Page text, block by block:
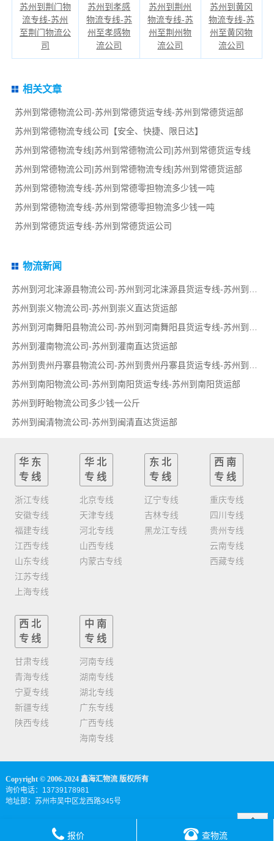
苏州到荆门物
流专线-苏州
至荆门物流公
司
苏州到孝感
物流专线-苏
州至孝感物
流公司
苏州到荆州
物流专线-苏
州至荆州物
流公司
苏州到黄冈
物流专线-苏
州至黄冈物
流公司
相关文章
苏州到常德物流公司-苏州到常德货运专线-苏州到常德货运部
苏州到常德物流专线公司【安全、快捷、限日达】
苏州到常德物流专线|苏州到常德物流公司|苏州到常德货运专线
苏州到常德物流公司|苏州到常德物流专线|苏州到常德货运部
苏州到常德物流专线-苏州到常德零担物流多少钱一吨
苏州到常德物流专线-苏州到常德零担物流多少钱一吨
苏州到常德货运专线-苏州到常德货运公司
物流新闻
苏州到崇义物流公司-苏州到崇义直达货运部
苏州到灌南物流公司-苏州到灌南直达货运部
苏州到南阳物流公司-苏州到南阳货运专线-苏州到南阳货运部
苏州到盱眙物流公司多少钱一公斤
苏州到闽清物流公司-苏州到闽清直达货运部
华东
专线
浙江专线
安徽专线
福建专线
江西专线
山东专线
江苏专线
上海专线
华北
专线
北京专线
天津专线
河北专线
山西专线
内蒙古专线
东北
专线
辽宁专线
吉林专线
黑龙江专线
西南
专线
重庆专线
四川专线
贵州专线
云南专线
西藏专线
西北
专线
甘肃专线
青海专线
宁夏专线
新疆专线
陕西专线
中南
专线
河南专线
湖南专线
湖北专线
广东专线
广西专线
海南专线
Copyright © 2006-2024 鑫海汇物流 版权所有
询价电话：13739178981
地址部：苏州市吴中区龙西路345号
报价 查物流